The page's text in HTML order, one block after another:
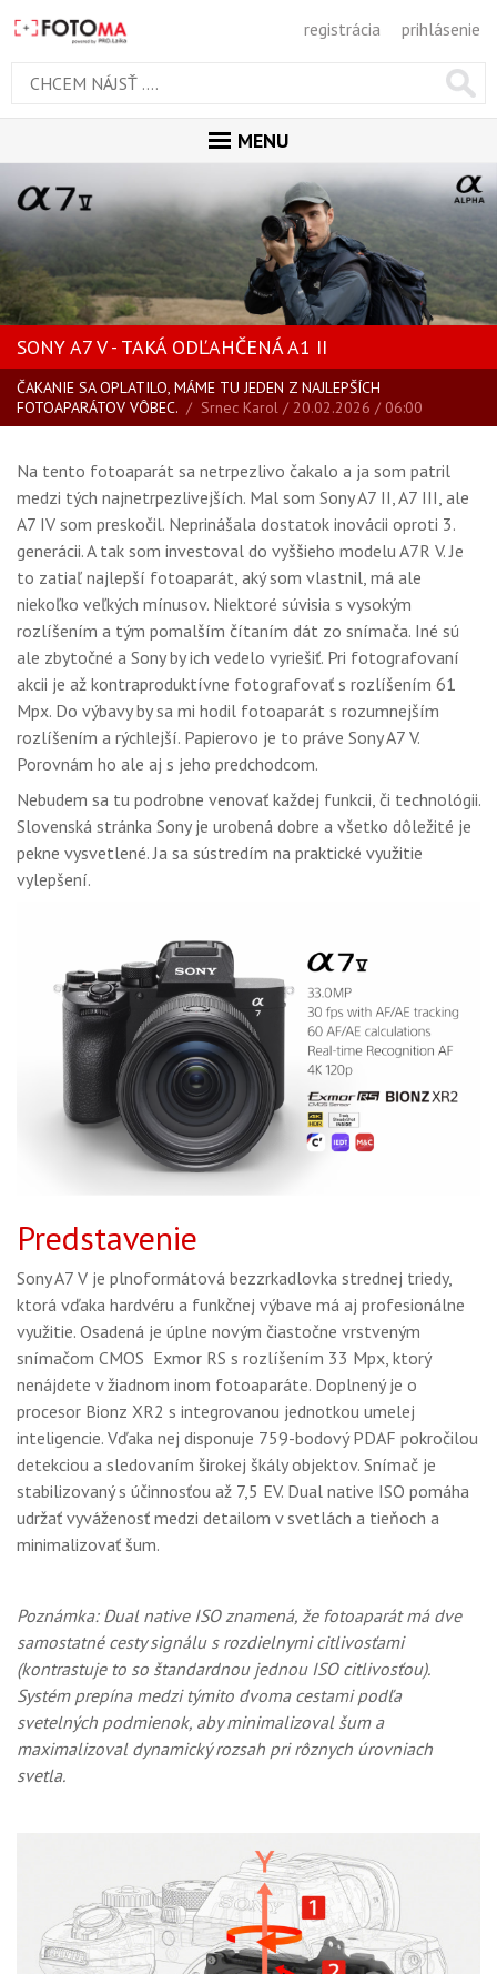
registrácia prihlásenie
MENU
ÚVOD
MAGAZÍN
VŠETKY ČLÁNKY
RECENZIE
NOVINKY
BLOG
SPRIEVODCA KÚPOU
ŠKOLA FOTOGRAFIE
GALÉRIA
PORADŇA
SÚŤAŽE
KALENDÁR AKCIÍ
WORKSHOPY
OBCHOD
SONY A7 V - TAKÁ ODĽAHČENÁ A1 II
ČAKANIE SA OPLATILO, MÁME TU JEDEN Z NAJLEPŠÍCH
FOTOAPARÁTOV VÔBEC. / Srnec Karol / 20.02.2026 / 06:00
Na tento fotoaparát sa netrpezlivo čakalo a ja som patril
medzi tých najnetrpezlivejších. Mal som Sony A7 II, A7 III, ale
A7 IV som preskočil. Neprinášala dostatok inovácii oproti 3.
generácii. A tak som investoval do vyššieho modelu A7R V. Je
to zatiaľ najlepší fotoaparát, aký som vlastnil, má ale
niekoľko veľkých mínusov. Niektoré súvisia s vysokým
rozlíšením a tým pomalším čítaním dát zo snímača. Iné sú
ale zbytočné a Sony by ich vedelo vyriešiť. Pri fotografovaní
akcii je až kontraproduktívne fotografovať s rozlíšením 61
Mpx. Do výbavy by sa mi hodil fotoaparát s rozumnejším
rozlíšením a rýchlejší. Papierovo je to práve Sony A7 V.
Porovnám ho ale aj s jeho predchodcom.
Nebudem sa tu podrobne venovať každej funkcii, či technológii.
Slovenská stránka Sony je urobená dobre a všetko dôležité je
pekne vysvetlené. Ja sa sústredím na praktické využitie
vylepšení.
Predstavenie
Sony A7 V je plnoformátová bezzrkadlovka strednej triedy,
ktorá vďaka hardvéru a funkčnej výbave má aj profesionálne
využitie. Osadená je úplne novým čiastočne vrstveným
snímačom CMOS Exmor RS s rozlíšením 33 Mpx, ktorý
nenájdete v žiadnom inom fotoaparáte. Doplnený je o
procesor Bionz XR2 s integrovanou jednotkou umelej
inteligencie. Vďaka nej disponuje 759-bodový PDAF pokročilou
detekciou a sledovaním širokej škály objektov. Snímač je
stabilizovaný s účinnosťou až 7,5 EV. Dual native ISO pomáha
udržať vyváženosť medzi detailom v svetlách a tieňoch a
minimalizovať šum.
Poznámka: Dual native ISO znamená, že fotoaparát má dve
samostatné cesty signálu s rozdielnymi citlivosťami
(kontrastuje to so štandardnou jednou ISO citlivosťou).
Systém prepína medzi týmito dvoma cestami podľa
svetelných podmienok, aby minimalizoval šum a
maximalizoval dynamický rozsah pri rôznych úrovniach
svetla.